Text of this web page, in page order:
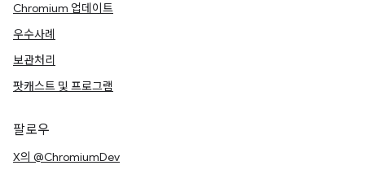
Chromium 업데이트
우수사례
보관처리
팟캐스트 및 프로그램
팔로우
X의 @ChromiumDev